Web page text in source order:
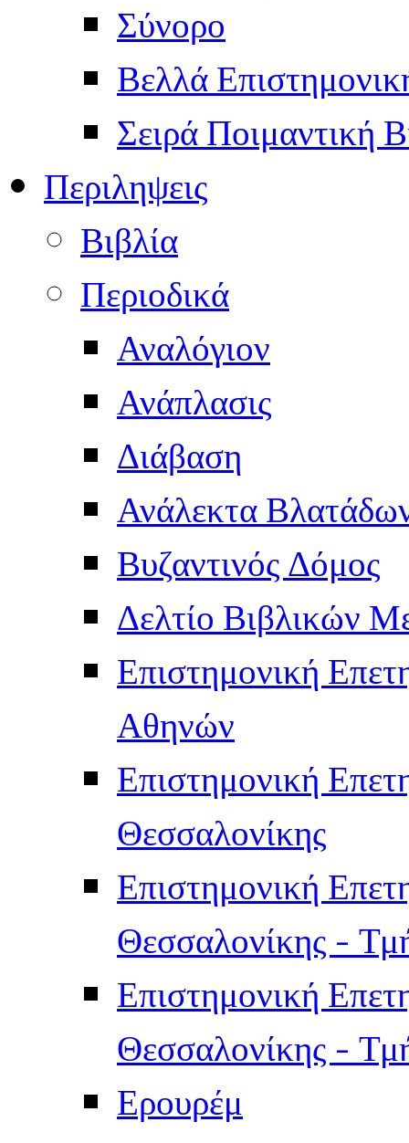
Σύνορο
Βελλά
Σειρά Ποιμαντική
Περιληψεις
Βιβλία
Περιοδικά
Αναλόγιον
Ανάπλασις
Διάβαση
Ανάλεκτα
Βυζαντινός Δόμος
Δελτίο Βιβλικών
Επιστημονική
Αθηνών
Επιστημονική
Θεσσαλονίκης
Επιστημονική
Θεσσαλονίκης -
Επιστημονική
Θεσσαλονίκης -
Ερουρέμ